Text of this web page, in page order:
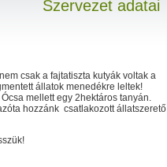
Szervezet adatai
csak a fajtatiszta kutyák voltak a
állatok menedékre leltek!
mellett egy 2hektáros tanyán.
hozzánk csatlakozott állatszerető